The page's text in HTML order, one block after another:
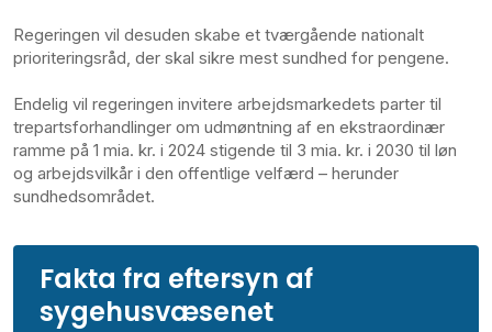
Regeringen vil desuden skabe et tværgående nationalt
prioriteringsråd, der skal sikre mest sundhed for pengene.
Endelig vil regeringen invitere arbejdsmarkedets parter til
trepartsforhandlinger om udmøntning af en ekstraordinær
ramme på 1 mia. kr. i 2024 stigende til 3 mia. kr. i 2030 til løn
og arbejdsvilkår i den offentlige velfærd – herunder
sundhedsområdet.
Fakta fra eftersyn af
sygehusvæsenet